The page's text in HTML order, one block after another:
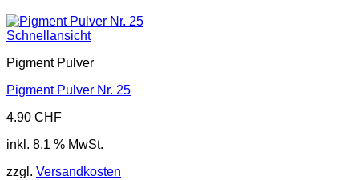
Schnellansicht
Pigment Pulver
Pigment Pulver Nr. 25
4.90 CHF
inkl. 8.1 % MwSt.
zzgl. Versandkosten